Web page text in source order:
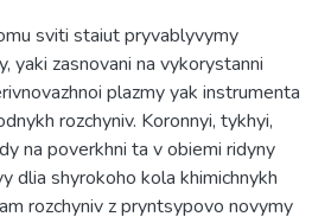
sviti staiut pryvablyvymy
yaki zasnovani na vykorystanni
plazmy yak instrumenta
rozchyniv. Koronnyi, tykhyi,
na poverkhni ta v obiemi ridyny
dlia shyrokoho kola khimichnykh
rozchyniv z pryntsypovo novymy